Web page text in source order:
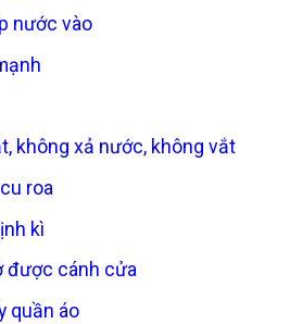
nước vào
không xả nước, không vắt
roa
kì
được cánh cửa
quần áo